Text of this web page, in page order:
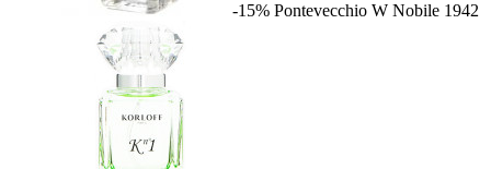
-15% Pontevecchio W Nobile 1942